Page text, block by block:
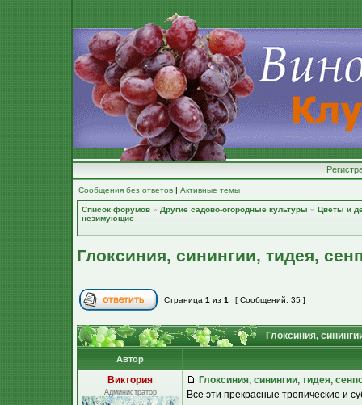
Сообщения без ответов | Активные темы
Список форумов » Другие садово-огородные культуры » Цветы и
незимующие
Глоксиния, синингии, тидея,
Страница 1 из 1 [ Сообщений: 35 ]
Глоксиния,
Автор
Виктория
Администратор
Глоксиния, синингии, тидея,
Все эти прекрасные тропические и